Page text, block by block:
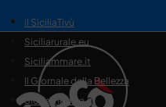
il SiciliaTivù
Siciliarurale.eu
Siciliammare.it
Il Giornale della Bellezza
Siciliamedica.it